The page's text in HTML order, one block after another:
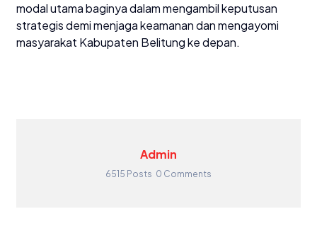
modal utama baginya dalam mengambil keputusan
strategis demi menjaga keamanan dan mengayomi
masyarakat Kabupaten Belitung ke depan.
Admin
6515 Posts 0 Comments